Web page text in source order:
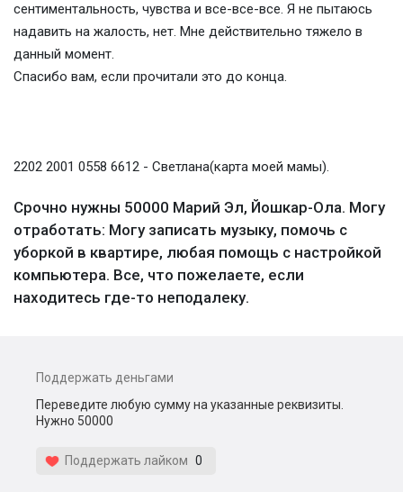
сентиментальность, чувства и все-все-все. Я не пытаюсь
надавить на жалость, нет. Мне действительно тяжело в
данный момент.
Спасибо вам, если прочитали это до конца.
2202 2001 0558 6612 - Светлана(карта моей мамы).
Срочно нужны 50000 Марий Эл, Йошкар-Ола. Могу
отработать: Могу записать музыку, помочь с
уборкой в квартире, любая помощь с настройкой
компьютера. Все, что пожелаете, если
находитесь где-то неподалеку.
Поддержать деньгами
Переведите любую сумму на указанные реквизиты.
Нужно 50000
Поддержать лайком 0